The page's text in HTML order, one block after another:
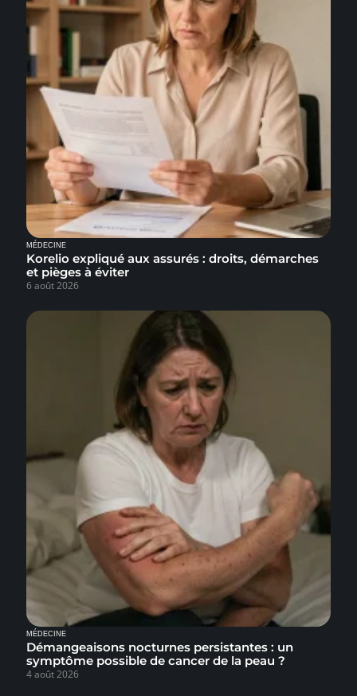
MÉDECINE
Korelio expliqué aux assurés : droits, démarches
et pièges à éviter
6 août 2026
MÉDECINE
Démangeaisons nocturnes persistantes : un
symptôme possible de cancer de la peau ?
4 août 2026